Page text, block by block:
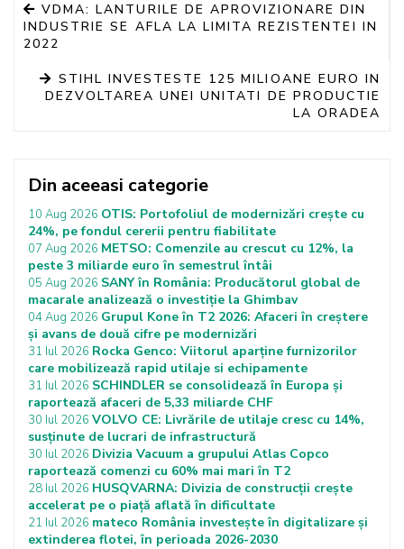
VDMA: LANTURILE DE APROVIZIONARE DIN
INDUSTRIE SE AFLA LA LIMITA REZISTENTEI IN
2022
STIHL INVESTESTE 125 MILIOANE EURO IN
DEZVOLTAREA UNEI UNITATI DE PRODUCTIE
LA ORADEA
Din aceeasi categorie
10 Aug 2026 OTIS: Portofoliul de modernizări crește cu
24%, pe fondul cererii pentru fiabilitate
07 Aug 2026 METSO: Comenzile au crescut cu 12%, la
peste 3 miliarde euro în semestrul întâi
05 Aug 2026 SANY în România: Producătorul global de
macarale analizează o investiție la Ghimbav
04 Aug 2026 Grupul Kone în T2 2026: Afaceri în creștere
și avans de două cifre pe modernizări
31 Iul 2026 Rocka Genco: Viitorul aparține furnizorilor
care mobilizează rapid utilaje si echipamente
31 Iul 2026 SCHINDLER se consolidează în Europa și
raportează afaceri de 5,33 miliarde CHF
30 Iul 2026 VOLVO CE: Livrările de utilaje cresc cu 14%,
susținute de lucrari de infrastructură
30 Iul 2026 Divizia Vacuum a grupului Atlas Copco
raportează comenzi cu 60% mai mari în T2
28 Iul 2026 HUSQVARNA: Divizia de construcții crește
accelerat pe o piață aflată în dificultate
21 Iul 2026 mateco România investește în digitalizare și
extinderea flotei, în perioada 2026-2030